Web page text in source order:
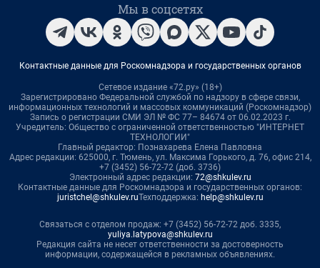
Мы в соцсетях
Контактные данные для Роскомнадзора и государственных органов
Сетевое издание «72.ру» (18+)
Зарегистрировано Федеральной службой по надзору в сфере связи,
информационных технологий и массовых коммуникаций (Роскомнадзор)
Запись о регистрации СМИ ЭЛ № ФС 77– 84674 от 06.02.2023 г.
Учредитель: Общество с ограниченной ответственностью "ИНТЕРНЕТ
ТЕХНОЛОГИИ"
Главный редактор: Познахарева Елена Павловна
Адрес редакции: 625000, г. Тюмень, ул. Максима Горького, д. 76, офис 214,
+7 (3452) 56-72-72 (доб. 3736)
Электронный адрес редакции: 72@shkulev.ru
Контактные данные для Роскомнадзора и государственных органов:
juristchel@shkulev.ruТехподдержка: help@shkulev.ru
Связаться с отделом продаж: +7 (3452) 56-72-72 доб. 3335,
yuliya.latypova@shkulev.ru
Редакция сайта не несет ответственности за достоверность
информации, содержащейся в рекламных объявлениях.